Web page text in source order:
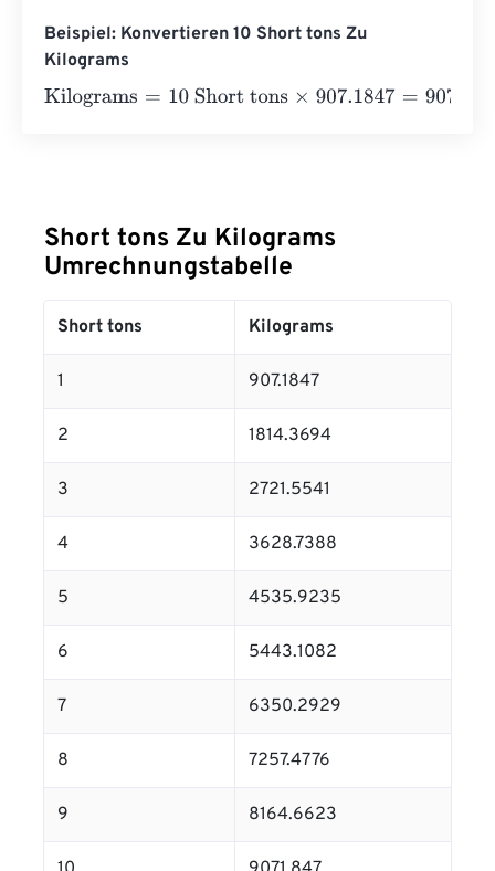
Beispiel: Konvertieren 10 Short tons Zu
Kilograms
Kilograms=10 Short tons×907.1847=9071.847 Kilograms
Short tons Zu Kilograms
Umrechnungstabelle
Short tons Kilograms
1 907.1847
2 1814.3694
3 2721.5541
4 3628.7388
5 4535.9235
6 5443.1082
7 6350.2929
8 7257.4776
9 8164.6623